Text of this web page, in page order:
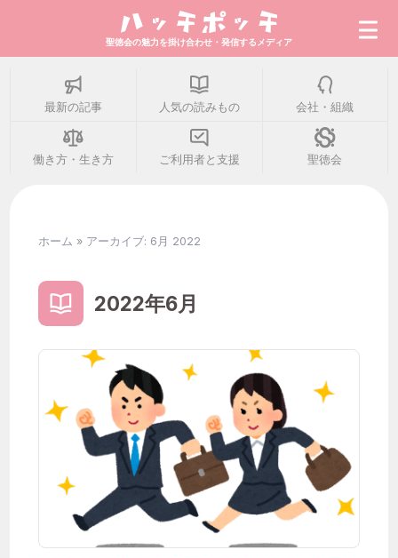
最新の記事
会社・組織
働き方・生き方
ご利用者と支援
聖徳会
聖徳会の魅力を掛け合わせ・発信するメディア
最新の記事 人気の読みもの 会社・組織
働き方・生き方 ご利用者と支援 聖徳会
ホーム » アーカイブ: 6月 2022
2022年6月